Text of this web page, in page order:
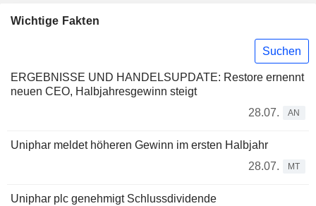
Wichtige Fakten
Suchen
ERGEBNISSE UND HANDELSUPDATE: Restore ernennt
neuen CEO, Halbjahresgewinn steigt
28.07.
AN
Uniphar meldet höheren Gewinn im ersten Halbjahr
28.07.
MT
Uniphar plc genehmigt Schlussdividende